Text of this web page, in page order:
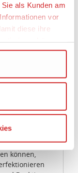
als Kunden am
vor
diese ihre
um weitere
werden ein Teil
übertragen.
einem
angemessenes
bietet. Durch
dar, um
Technik
1.135 Teilen.
LEGO®
und Mädchen
jede Menge
Modell
dem
auch die
Kinder die
und
können,